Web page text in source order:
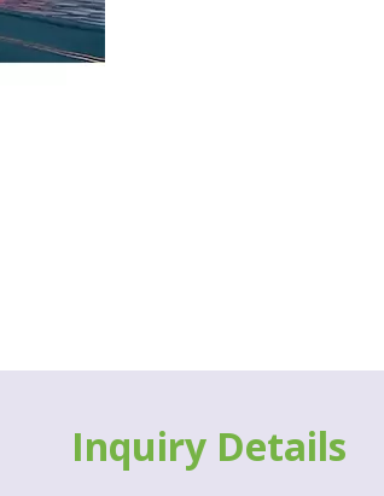
Inquiry Details